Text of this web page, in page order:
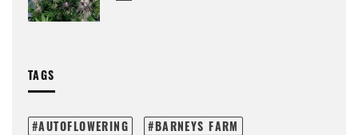
TAGS
AUTOFLOWERING
BARNEYS FARM